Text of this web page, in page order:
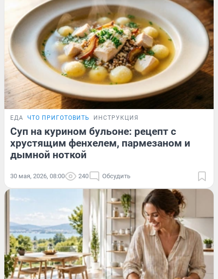
ЕДА ЧТО ПРИГОТОВИТЬ ИНСТРУКЦИЯ
Суп на курином бульоне: рецепт с
хрустящим фенхелем, пармезаном и
дымной ноткой
30 мая, 2026, 08:00 240 Обсудить